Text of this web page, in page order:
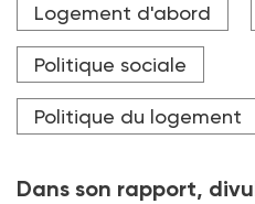
Logement d'abord
Politique sociale
Politique du logement
Dans son rapport,